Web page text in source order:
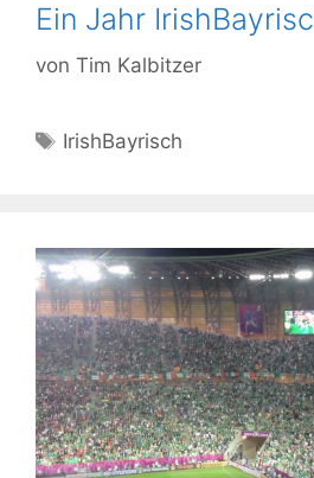
Ein Jahr
von Tim Kalbitzer
Schlagwörter
IrishBayrisch